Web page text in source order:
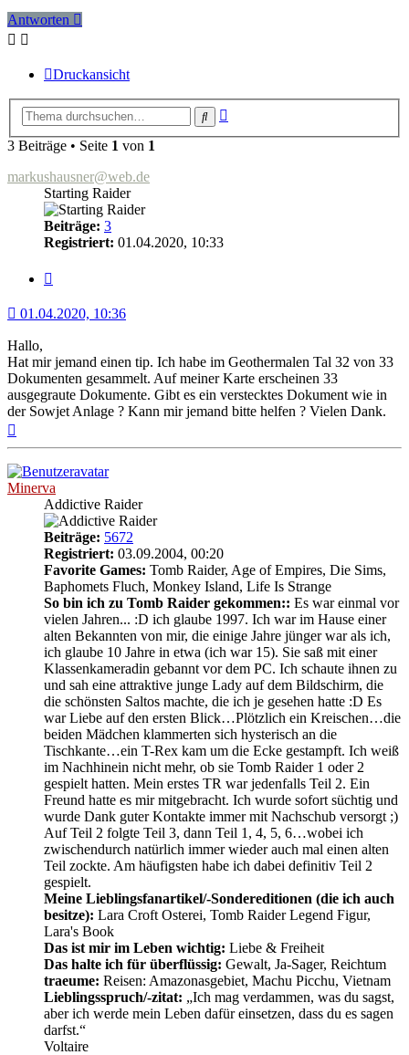
Antworten
Druckansicht
Suche
3 Beiträge • Seite 1 von 1
markushausner@web.de
Starting Raider
Beiträge: 3
Registriert: 01.04.2020, 10:33
01.04.2020, 10:36
Hallo,
Hat mir jemand einen tip. Ich habe im Geothermalen Tal 32 von 33
Dokumenten gesammelt. Auf meiner Karte erscheinen 33
ausgegraute Dokumente. Gibt es ein verstecktes Dokument wie in
der Sowjet Anlage ? Kann mir jemand bitte helfen ? Vielen Dank.
Minerva
Addictive Raider
Beiträge: 5672
Registriert: 03.09.2004, 00:20
Favorite Games: Tomb Raider, Age of Empires, Die Sims,
Baphomets Fluch, Monkey Island, Life Is Strange
So bin ich zu Tomb Raider gekommen:: Es war einmal vor
vielen Jahren... :D ich glaube 1997. Ich war im Hause einer
alten Bekannten von mir, die einige Jahre jünger war als ich,
ich glaube 10 Jahre in etwa (ich war 15). Sie saß mit einer
Klassenkameradin gebannt vor dem PC. Ich schaute ihnen zu
und sah eine attraktive junge Lady auf dem Bildschirm, die
die schönsten Saltos machte, die ich je gesehen hatte :D Es
war Liebe auf den ersten Blick…Plötzlich ein Kreischen…die
beiden Mädchen klammerten sich hysterisch an die
Tischkante…ein T-Rex kam um die Ecke gestampft. Ich weiß
im Nachhinein nicht mehr, ob sie Tomb Raider 1 oder 2
gespielt hatten. Mein erstes TR war jedenfalls Teil 2. Ein
Freund hatte es mir mitgebracht. Ich wurde sofort süchtig und
wurde Dank guter Kontakte immer mit Nachschub versorgt ;)
Auf Teil 2 folgte Teil 3, dann Teil 1, 4, 5, 6…wobei ich
zwischendurch natürlich immer wieder auch mal einen alten
Teil zockte. Am häufigsten habe ich dabei definitiv Teil 2
gespielt.
Meine Lieblingsfanartikel/-Sondereditionen (die ich auch
besitze): Lara Croft Osterei, Tomb Raider Legend Figur,
Lara's Book
Das ist mir im Leben wichtig: Liebe & Freiheit
Das halte ich für überflüssig: Gewalt, Ja-Sager, Reichtum
traeume: Reisen: Amazonasgebiet, Machu Picchu, Vietnam
Lieblingsspruch/-zitat: „Ich mag verdammen, was du sagst,
aber ich werde mein Leben dafür einsetzen, dass du es sagen
darfst.“
Voltaire